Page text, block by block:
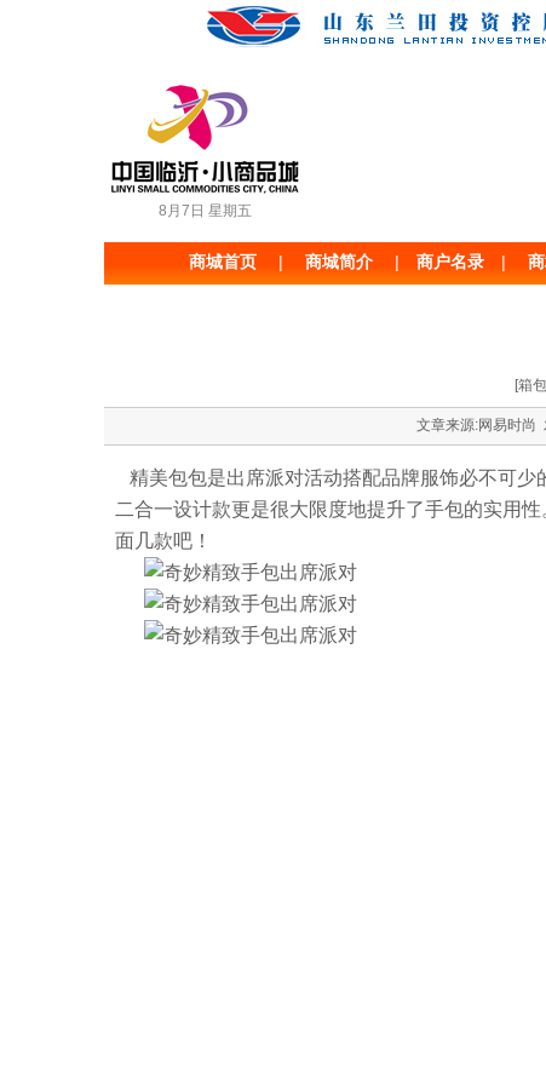
8月7日 星期五
商城首页 | 商城简介 | 商户名录 |
[箱
文章来源:网易时尚
精美包包是出席派对活动搭配品牌服饰必不可
二合一设计款更是很大限度地提升了手包的实用
面几款吧！